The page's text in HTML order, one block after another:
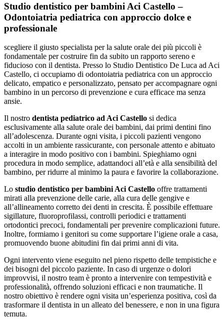
Studio dentistico per bambini Aci Castello –
Odontoiatria pediatrica con approccio dolce e
professionale
scegliere il giusto specialista per la salute orale dei più piccoli è
fondamentale per costruire fin da subito un rapporto sereno e
fiducioso con il dentista. Presso lo Studio Dentistico De Luca ad Aci
Castello, ci occupiamo di odontoiatria pediatrica con un approccio
delicato, empatico e personalizzato, pensato per accompagnare ogni
bambino in un percorso di prevenzione e cura efficace ma senza
ansie.
Il nostro dentista pediatrico ad Aci Castello si dedica
esclusivamente alla salute orale dei bambini, dai primi dentini fino
all’adolescenza. Durante ogni visita, i piccoli pazienti vengono
accolti in un ambiente rassicurante, con personale attento e abituato
a interagire in modo positivo con i bambini. Spieghiamo ogni
procedura in modo semplice, adattandoci all’età e alla sensibilità del
bambino, per ridurre al minimo la paura e favorire la collaborazione.
Lo studio dentistico per bambini Aci Castello offre trattamenti
mirati alla prevenzione delle carie, alla cura delle gengive e
all’allineamento corretto dei denti in crescita. È possibile effettuare
sigillature, fluoroprofilassi, controlli periodici e trattamenti
ortodontici precoci, fondamentali per prevenire complicazioni future.
Inoltre, formiamo i genitori su come supportare l’igiene orale a casa,
promuovendo buone abitudini fin dai primi anni di vita.
Ogni intervento viene eseguito nel pieno rispetto delle tempistiche e
dei bisogni del piccolo paziente. In caso di urgenze o dolori
improvvisi, il nostro team è pronto a intervenire con tempestività e
professionalità, offrendo soluzioni efficaci e non traumatiche. Il
nostro obiettivo è rendere ogni visita un’esperienza positiva, così da
trasformare il dentista in un alleato del benessere, e non in una figura
temuta.